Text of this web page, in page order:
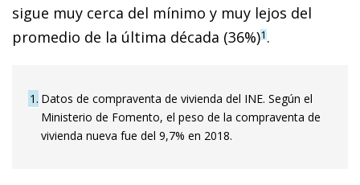
sigue muy cerca del mínimo y muy lejos del
promedio de la última década (36%)1 .
1 Datos de compraventa de vivienda del INE. Según el
Ministerio de Fomento, el peso de la compraventa de
vivienda nueva fue del 9,7% en 2018.